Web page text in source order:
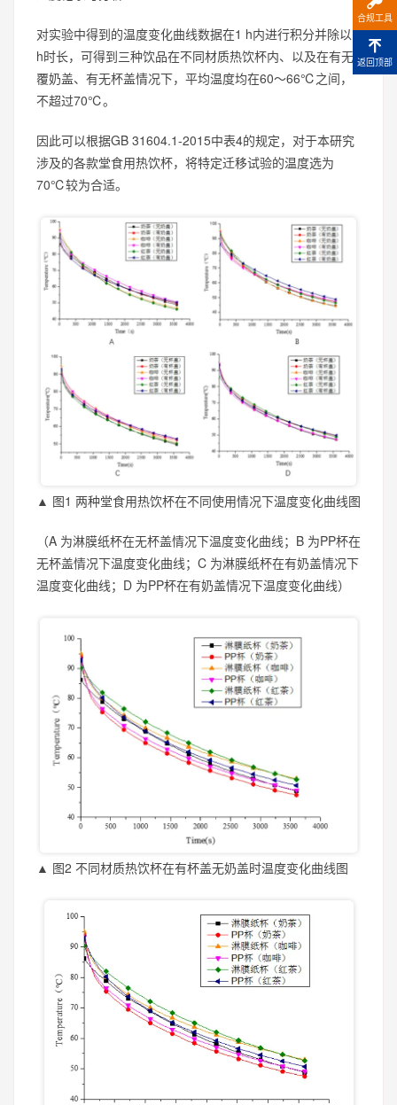
对实验中得到的温度变化曲线数据在1 h内进行积分并除以1
h时长，可得到三种饮品在不同材质热饮杯内、以及在有无
覆奶盖、有无杯盖情况下，平均温度均在60～66℃之间，
不超过70℃。
因此可以根据GB 31604.1-2015中表4的规定，对于本研究
涉及的各款堂食用热饮杯，将特定迁移试验的温度选为
70℃较为合适。
▲ 图1 两种堂食用热饮杯在不同使用情况下温度变化曲线图
（A 为淋膜纸杯在无杯盖情况下温度变化曲线；B 为PP杯在
无杯盖情况下温度变化曲线；C 为淋膜纸杯在有奶盖情况下
温度变化曲线；D 为PP杯在有奶盖情况下温度变化曲线）
▲ 图2 不同材质热饮杯在有杯盖无奶盖时温度变化曲线图
合规工具
返回顶部